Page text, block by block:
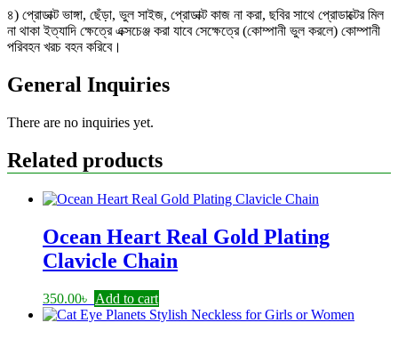
৪) প্রোডাক্ট ভাঙ্গা, ছেঁড়া, ভুল সাইজ, প্রোডাক্ট কাজ না করা, ছবির সাথে প্রোডাক্টের মিল
না থাকা ইত্যাদি ক্ষেত্রে এক্সচেঞ্জ করা যাবে সেক্ষেত্রে (কোম্পানী ভুল করলে) কোম্পানী
পরিবহন খরচ বহন করিবে।
General Inquiries
There are no inquiries yet.
Related products
Ocean Heart Real Gold Plating
Clavicle Chain
350.00৳ Add to cart